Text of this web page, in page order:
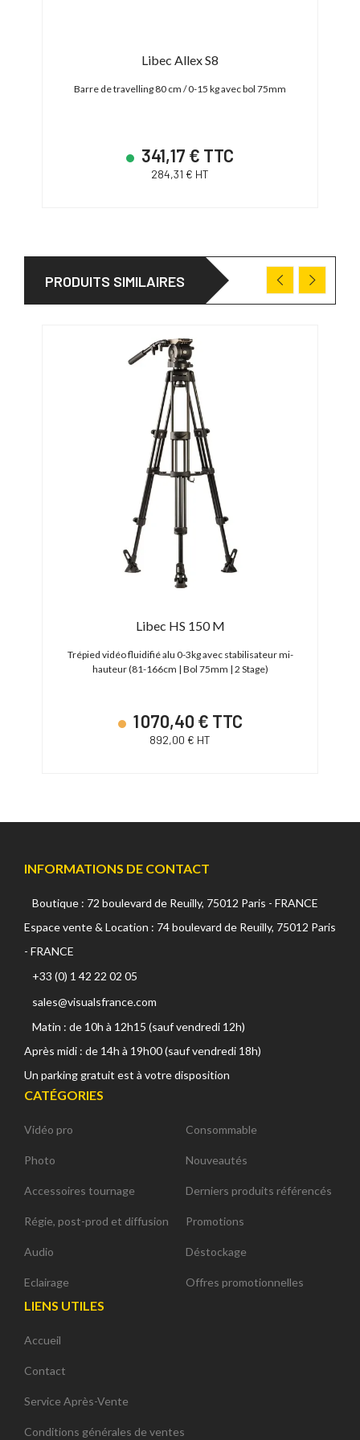
Libec Allex S8
Barre de travelling 80 cm / 0-15 kg avec bol 75mm
341,17 € TTC
284,31 € HT
PRODUITS SIMILAIRES
Libec HS 150 M
Trépied vidéo fluidifié alu 0-3kg avec stabilisateur mi-
hauteur (81-166cm | Bol 75mm | 2 Stage)
1 070,40 € TTC
892,00 € HT
INFORMATIONS DE CONTACT
Boutique : 72 boulevard de Reuilly, 75012 Paris - FRANCE
Espace vente & Location : 74 boulevard de Reuilly, 75012 Paris
- FRANCE
+33 (0) 1 42 22 02 05
sales@visualsfrance.com
Matin : de 10h à 12h15 (sauf vendredi 12h)
Après midi : de 14h à 19h00 (sauf vendredi 18h)
Un parking gratuit est à votre disposition
CATÉGORIES
Vidéo pro
Photo
Accessoires tournage
Régie, post-prod et diffusion
Audio
Eclairage
Consommable
Nouveautés
Derniers produits référencés
Promotions
Déstockage
Offres promotionnelles
LIENS UTILES
Accueil
Contact
Service Après-Vente
Conditions générales de ventes